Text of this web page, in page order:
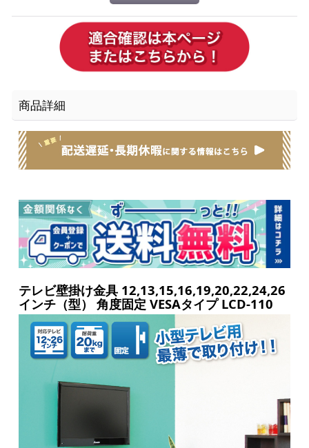
商品詳細
テレビ壁掛け金具 12,13,15,16,19,20,22,24,26
インチ（型） 角度固定 VESAタイプ LCD-110